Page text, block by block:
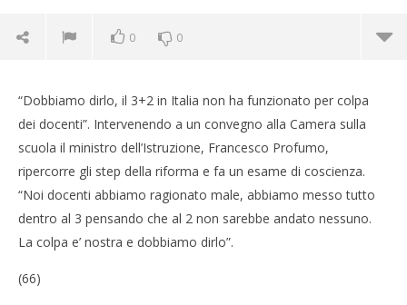
0 0
“Dobbiamo dirlo, il 3+2 in Italia non ha funzionato per colpa
dei docenti”. Intervenendo a un convegno alla Camera sulla
scuola il ministro dell’Istruzione, Francesco Profumo,
ripercorre gli step della riforma e fa un esame di coscienza.
“Noi docenti abbiamo ragionato male, abbiamo messo tutto
dentro al 3 pensando che al 2 non sarebbe andato nessuno.
La colpa e’ nostra e dobbiamo dirlo”.
(66)